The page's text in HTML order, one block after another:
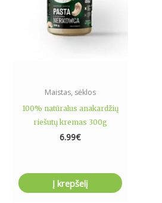
Maistas, sėklos
100% natūralus anakardžių
riešutų kremas 300g
6.99€
Į krepšelį